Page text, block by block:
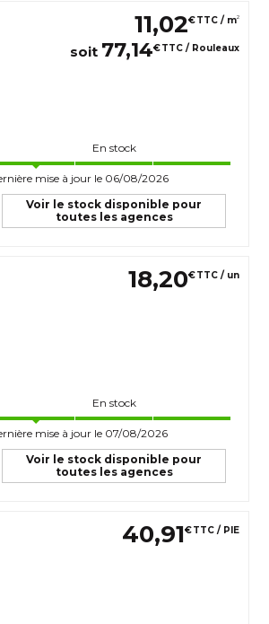
11,02€TTC / m2
soit 77,14€TTC / Rouleaux
En stock
mise à jour le 06/08/2026
Voir le stock disponible pour
toutes les agences
18,20€TTC / un
En stock
mise à jour le 07/08/2026
Voir le stock disponible pour
toutes les agences
40,91€TTC / PIE